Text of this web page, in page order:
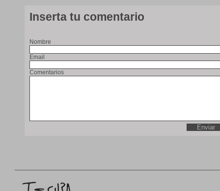
Inserta tu comentario
Nombre
Email
Comentarios